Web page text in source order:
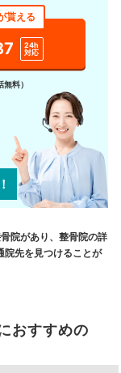
貰える
24h
対応
料）
院があり、整骨院の詳
院先を見つけることが
おすすめの